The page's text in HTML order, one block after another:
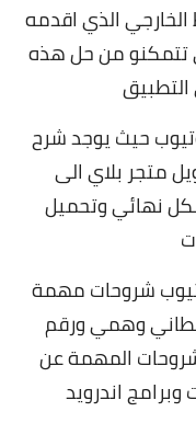
الذي اقدمه
تتمكنو من حل هذه
حيث يوجد شرح
متجر بلاي الى
نهائي وتحميل
شروحات مهمة
وهمي ورقم
المهمة عن
اندرويد